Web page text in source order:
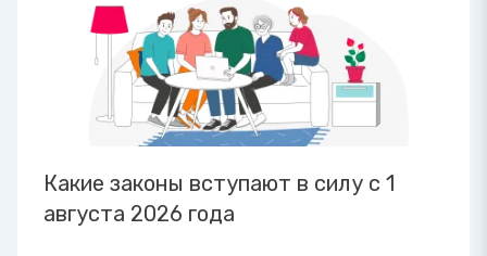
Какие законы вступают в силу с 1
августа 2026 года